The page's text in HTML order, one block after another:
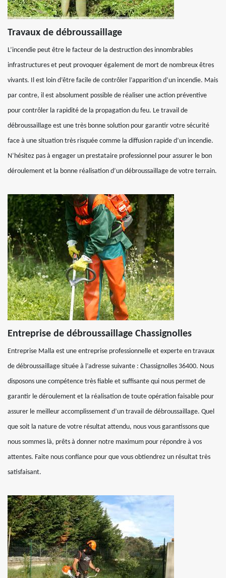
Travaux de débroussaillage
L’incendie peut être le facteur de la destruction des innombrables
infrastructures et peut provoquer également de mort de nombreux êtres
vivants. Il est loin d’être facile de contrôler l’apparition d’un incendie. Mais
par contre, il est absolument possible de réaliser une action préventive
pour contrôler la rapidité de la propagation du feu. Le travail de
débroussaillage est une très bonne solution pour garantir votre sécurité
face à une situation très risquée comme la diffusion rapide d’un incendie.
N’hésitez pas à engager un prestataire professionnel pour assurer le bon
déroulement et la bonne réalisation d’un débroussaillage de votre terrain.
Entreprise de débroussaillage Chassignolles
Entreprise Malla est une entreprise professionnelle et experte en travaux
de débroussaillage située à l’adresse suivante : Chassignolles 36400. Nous
disposons une compétence très fiable et suffisante qui nous permet de
garantir le déroulement et la réalisation de toute opération faisable pour
assurer le meilleur accomplissement d’un travail de débroussaillage. Quel
que soit la nature de votre résultat attendu, nous vous garantissons que
nous sommes là, prêts à donner notre maximum pour répondre à vos
attentes. Faite nous confiance pour que vous obtiendrez un résultat très
satisfaisant.